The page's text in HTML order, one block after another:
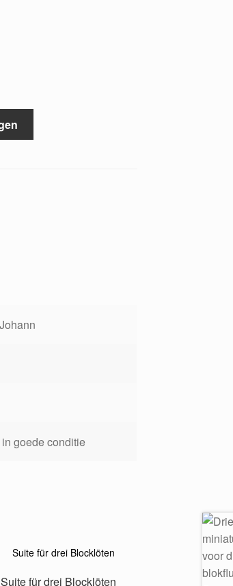
goede conditie
Suite für drei Blocklöten